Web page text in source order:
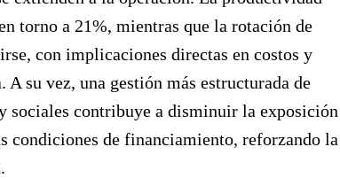
torno a 21%, mientras que la rotación de
con implicaciones directas en costos y
su vez, una gestión más estructurada de
sociales contribuye a disminuir la exposición
condiciones de financiamiento, reforzando la